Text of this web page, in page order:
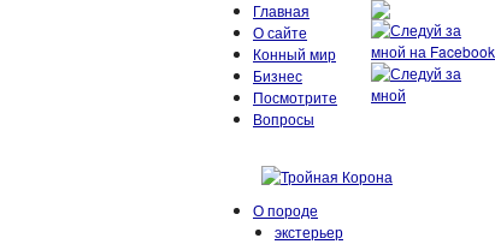
Главная
О сайте
Конный мир
Бизнес
Посмотрите
Вопросы
О породе
экстерьер